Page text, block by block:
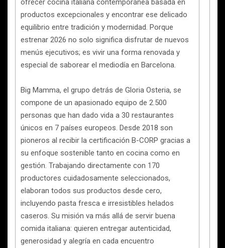
ofrecer cocina italiana contemporánea basada en
productos excepcionales y encontrar ese delicado
equilibrio entre tradición y modernidad. Porque
estrenar 2026 no solo significa disfrutar de nuevos
menús ejecutivos; es vivir una forma renovada y
especial de saborear el mediodía en Barcelona.
Big Mamma, el grupo detrás de Gloria Osteria, se
compone de un apasionado equipo de 2.500
personas que han dado vida a 30 restaurantes
únicos en 7 países europeos. Desde 2018 son
pioneros al recibir la certificación B-CORP gracias a
su enfoque sostenible tanto en cocina como en
gestión. Trabajando directamente con 170
productores cuidadosamente seleccionados,
elaboran todos sus productos desde cero,
incluyendo pasta fresca e irresistibles helados
caseros. Su misión va más allá de servir buena
comida italiana: quieren entregar autenticidad,
generosidad y alegría en cada encuentro